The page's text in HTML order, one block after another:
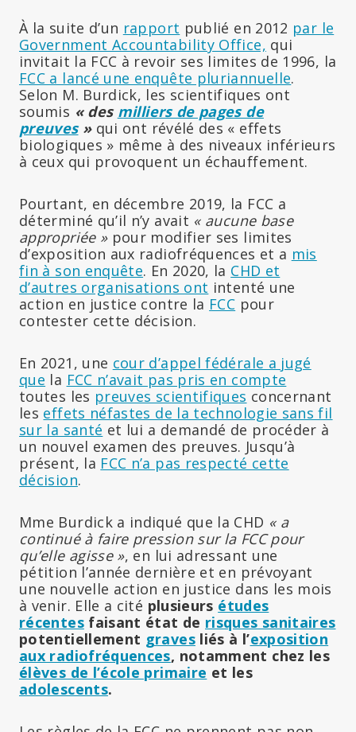
À la suite d’un rapport publié en 2012 par le
Government Accountability Office, qui
invitait la FCC à revoir ses limites de 1996, la
FCC a lancé une enquête pluriannuelle.
Selon M. Burdick, les scientifiques ont
soumis « des milliers de pages de
preuves» qui ont révélé des « effets
biologiques » même à des niveaux inférieurs
à ceux qui provoquent un échauffement.
Pourtant, en décembre 2019, la FCC a
déterminé qu’il n’y avait « aucune base
appropriée »pour modifier ses limites
d’exposition aux radiofréquences et a mis
fin à son enquête. En 2020, la CHD et
d’autres organisations ont intenté une
action en justice contre la FCC pour
contester cette décision.
En 2021, une cour d’appel fédérale a jugé
que la FCC n’avait pas pris en compte
toutes les preuves scientifiques concernant
les effets néfastes de la technologie sans fil
sur la santé et lui a demandé de procéder à
un nouvel examen des preuves. Jusqu’à
présent, la FCC n’a pas respecté cette
décision.
Mme Burdick a indiqué que la CHD « a
continué à faire pression sur la FCC pour
qu’elle agisse », en lui adressant une
pétition l’année dernière et en prévoyant
une nouvelle action en justice dans les mois
à venir. Elle a cité plusieurs études
récentesfaisant état de risques sanitaires
potentiellement gravesliés à l’exposition
aux radiofréquences, notamment chez les
élèves de l’école primaire et les
adolescents.